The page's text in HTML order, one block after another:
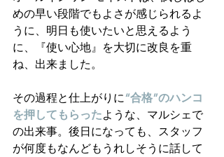
めの早い段階でもよさが感じられるよ
うに、明日も使いたいと思えるよう
に、『使い心地』を大切に改良を重
ね、出来ました。
その過程と仕上がりに“合格”のハンコ
を押してもらったような、マルシェで
の出来事。後日になっても、スタッフ
が何度もなんどもうれしそうに話して